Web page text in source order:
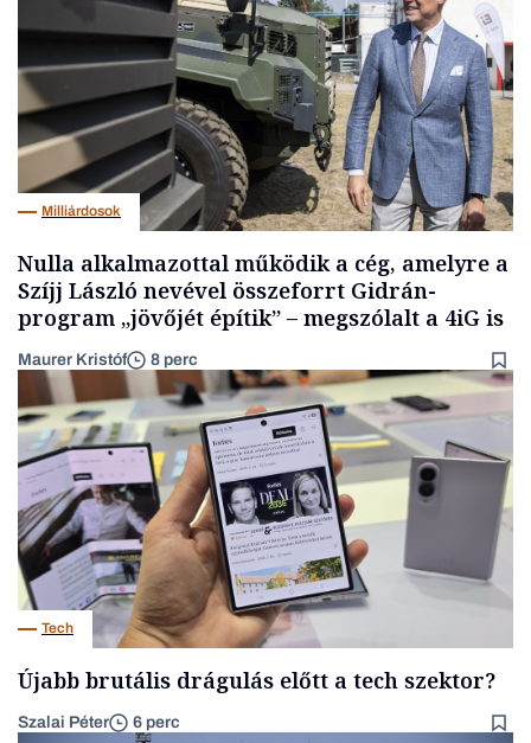
Milliárdosok
Nulla alkalmazottal működik a cég, amelyre a
Szíjj László nevével összeforrt Gidrán-
program „jövőjét építik” – megszólalt a 4iG is
Maurer Kristóf 8 perc
Tech
Újabb brutális drágulás előtt a tech szektor?
Szalai Péter 6 perc